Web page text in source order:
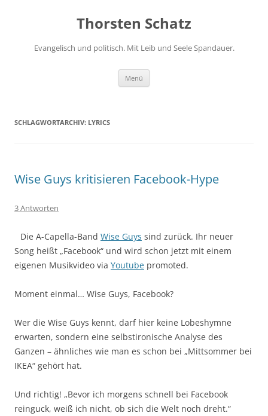
Thorsten Schatz
Evangelisch und politisch. Mit Leib und Seele Spandauer.
Menü
SCHLAGWORTARCHIV: LYRICS
Wise Guys kritisieren Facebook-Hype
3 Antworten
Die A-Capella-Band Wise Guys sind zurück. Ihr neuer
Song heißt „Facebook“ und wird schon jetzt mit einem
eigenen Musikvideo via Youtube promoted.
Moment einmal… Wise Guys, Facebook?
Wer die Wise Guys kennt, darf hier keine Lobeshymne
erwarten, sondern eine selbstironische Analyse des
Ganzen – ähnliches wie man es schon bei „Mittsommer bei
IKEA“ gehört hat.
Und richtig! „Bevor ich morgens schnell bei Facebook
reinguck, weiß ich nicht, ob sich die Welt noch dreht.“